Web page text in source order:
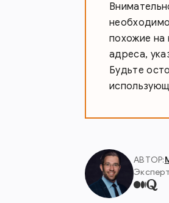
похожие на
адреса,
Будьте
АВТОР: